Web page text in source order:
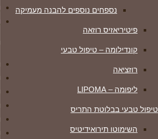
נספחים נוספים להבנה מעמיקה
פיטיריאזיס רוזאה
קונדילומה – טיפול טבעי
רוזציאה
ליפומה – LIPOMA
טיפול טבעי בבלוטת התריס
השימוטו תירואידיטיס